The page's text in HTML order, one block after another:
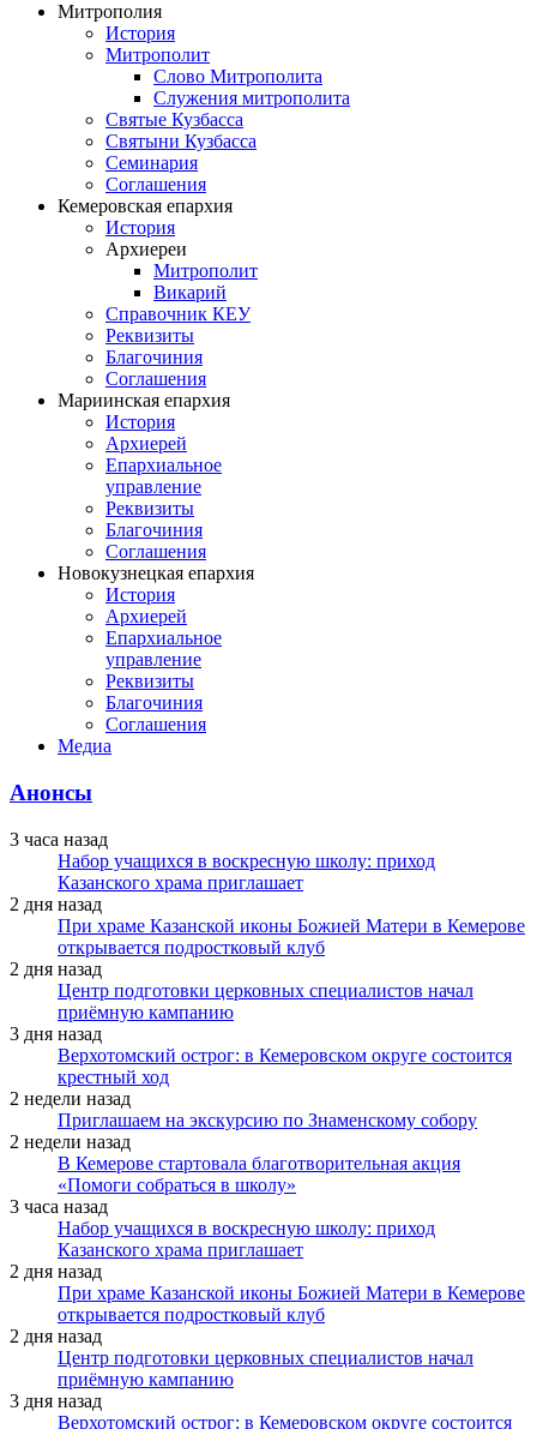
Митрополия
История
Митрополит
Слово Митрополита
Служения митрополита
Святые Кузбасса
Святыни Кузбасса
Семинария
Соглашения
Кемеровская епархия
История
Архиереи
Митрополит
Викарий
Справочник КЕУ
Реквизиты
Благочиния
Соглашения
Мариинская епархия
История
Архиерей
Епархиальное
управление
Реквизиты
Благочиния
Соглашения
Новокузнецкая епархия
История
Архиерей
Епархиальное
управление
Реквизиты
Благочиния
Соглашения
Медиа
Анонсы
3 часа назад
Набор учащихся в воскресную школу: приход
Казанского храма приглашает
2 дня назад
При храме Казанской иконы Божией Матери в Кемерове
открывается подростковый клуб
2 дня назад
Центр подготовки церковных специалистов начал
приёмную кампанию
3 дня назад
Верхотомский острог: в Кемеровском округе состоится
крестный ход
2 недели назад
Приглашаем на экскурсию по Знаменскому собору
2 недели назад
В Кемерове стартовала благотворительная акция
«Помоги собраться в школу»
3 часа назад
Набор учащихся в воскресную школу: приход
Казанского храма приглашает
2 дня назад
При храме Казанской иконы Божией Матери в Кемерове
открывается подростковый клуб
2 дня назад
Центр подготовки церковных специалистов начал
приёмную кампанию
3 дня назад
Верхотомский острог: в Кемеровском округе состоится